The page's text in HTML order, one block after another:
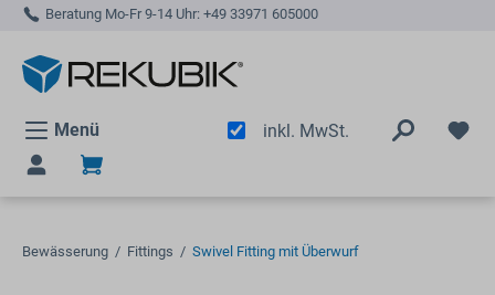
springen
Beratung Mo-Fr 9-14 Uhr: +49 33971 605000
Menü inkl. MwSt.
Bewässerung / Fittings / Swivel Fitting mit Überwurf